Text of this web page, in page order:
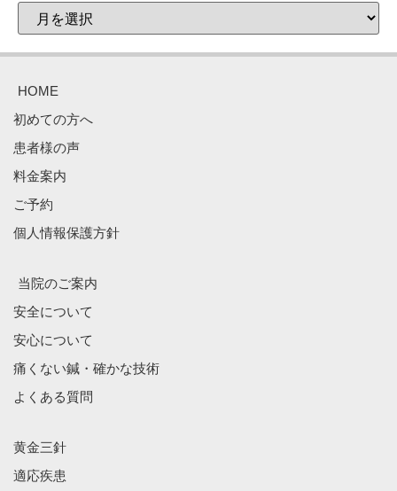
HOME
初めての方へ
患者様の声
料金案内
ご予約
個人情報保護方針
当院のご案内
安全について
安心について
痛くない鍼・確かな技術
よくある質問
黄金三針
適応疾患